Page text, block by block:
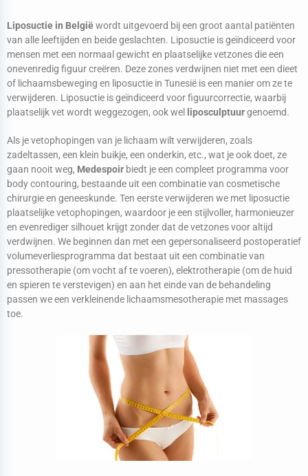
Liposuctie in Belgiëwordt uitgevoerd bij een groot aantal patiënten
van alle leeftijden en beide geslachten. Liposuctie is geïndiceerd voor
mensen met een normaal gewicht en plaatselijke vetzones die een
onevenredig figuur creëren. Deze zones verdwijnen niet met een dieet
of lichaamsbeweging en liposuctie in Tunesië is een manier om ze te
verwijderen. Liposuctie is geïndiceerd voor figuurcorrectie, waarbij
plaatselijk vet wordt weggezogen, ook wel
liposculptuurgenoemd.
Als je vetophopingen van je lichaam wilt verwijderen, zoals
zadeltassen, een klein buikje, een onderkin, etc., wat je ook doet, ze
gaan nooit weg, Medespoir biedt je een compleet programma voor
body contouring, bestaande uit een combinatie van cosmetische
chirurgie en geneeskunde. Ten eerste verwijderen we met liposuctie
plaatselijke vetophopingen, waardoor je een stijlvoller, harmonieuzer
en evenrediger silhouet krijgt zonder dat de vetzones voor altijd
verdwijnen. We beginnen dan met een gepersonaliseerd postoperatief
volumeverliesprogramma dat bestaat uit een combinatie van
pressotherapie (om vocht af te voeren), elektrotherapie (om de huid
en spieren te verstevigen) en aan het einde van de behandeling
passen we een verkleinende lichaamsmesotherapie met massages
toe.